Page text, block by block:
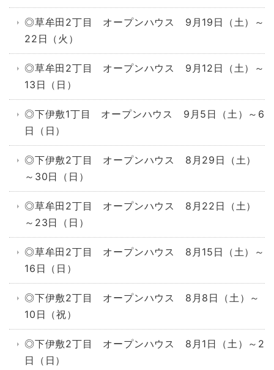
◎草牟田2丁目 オープンハウス 9月19日（土）～
22日（火）
◎草牟田2丁目 オープンハウス 9月12日（土）～
13日（日）
◎下伊敷1丁目 オープンハウス 9月5日（土）～6
日（日）
◎下伊敷2丁目 オープンハウス 8月29日（土）
～30日（日）
◎草牟田2丁目 オープンハウス 8月22日（土）
～23日（日）
◎草牟田2丁目 オープンハウス 8月15日（土）～
16日（日）
◎下伊敷2丁目 オープンハウス 8月8日（土）～
10日（祝）
◎下伊敷2丁目 オープンハウス 8月1日（土）～2
日（日）